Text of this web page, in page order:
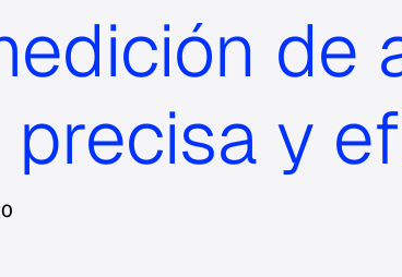
de
precisa y